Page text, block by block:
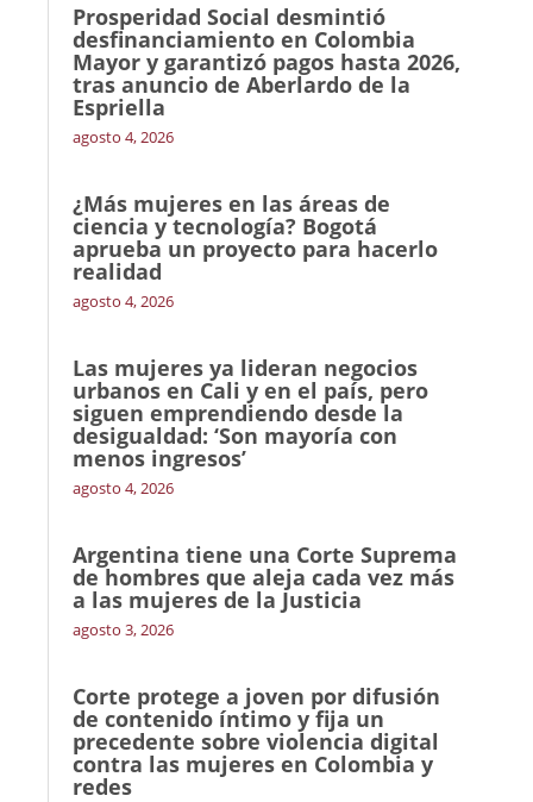
Prosperidad Social desmintió
desfinanciamiento en Colombia
Mayor y garantizó pagos hasta 2026,
tras anuncio de Aberlardo de la
Espriella
agosto 4, 2026
¿Más mujeres en las áreas de
ciencia y tecnología? Bogotá
aprueba un proyecto para hacerlo
realidad
agosto 4, 2026
Las mujeres ya lideran negocios
urbanos en Cali y en el país, pero
siguen emprendiendo desde la
desigualdad: ‘Son mayoría con
menos ingresos’
agosto 4, 2026
Argentina tiene una Corte Suprema
de hombres que aleja cada vez más
a las mujeres de la Justicia
agosto 3, 2026
Corte protege a joven por difusión
de contenido íntimo y fija un
precedente sobre violencia digital
contra las mujeres en Colombia y
redes